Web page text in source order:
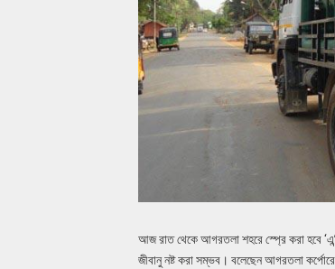
আজ রাত থেকে আগরতলা শহরে স্প্রে করা হবে
জীবানু নষ্ট করা সম্ভব। বলেছেন আগরতলা